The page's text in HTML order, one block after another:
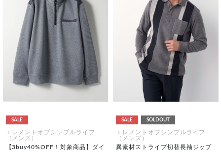
SALE
エレメントオブシンプルライフ
（メンズ）
【3buy40%OFF！対象商品】ダイ
SALE SOLDOUT
エレメントオブシンプルライフ
（メンズ）
異素材ストライプ切替長袖ジップ